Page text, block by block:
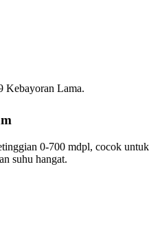
Kebayoran Lama.
0-700 mdpl, cocok untuk
suhu hangat.